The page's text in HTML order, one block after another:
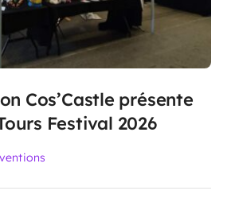
Cos’Castle présente
Festival 2026